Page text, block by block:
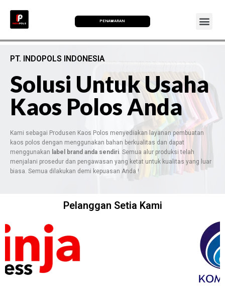
PENAWARAN
PT. INDOPOLS INDONESIA
Solusi Untuk Usaha
Kaos Polos Anda
Kami sebagai Produsen Kaos Polos menyediakan layanan pembuatan
kaos polos dengan menggunakan bahan berkualitas dan dapat
menggunakan label brand anda sendiri . Semua alur produksi telah
menjalani prosedur dan pengawasan yang ketat untuk kualitas yang luar
biasa. Semua dilakukan demi kepuasan Anda !
Pelanggan Setia Kami